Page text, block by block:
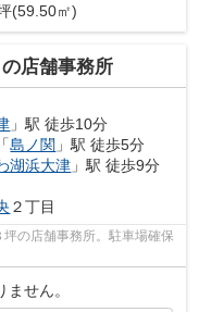
(59.50㎡)
店舗事務所
」駅 徒歩10分
「島ノ関 」駅 徒歩5分
湖浜大津 」駅 徒歩9分
２丁目
の店舗事務所。駐車場確保
せん。